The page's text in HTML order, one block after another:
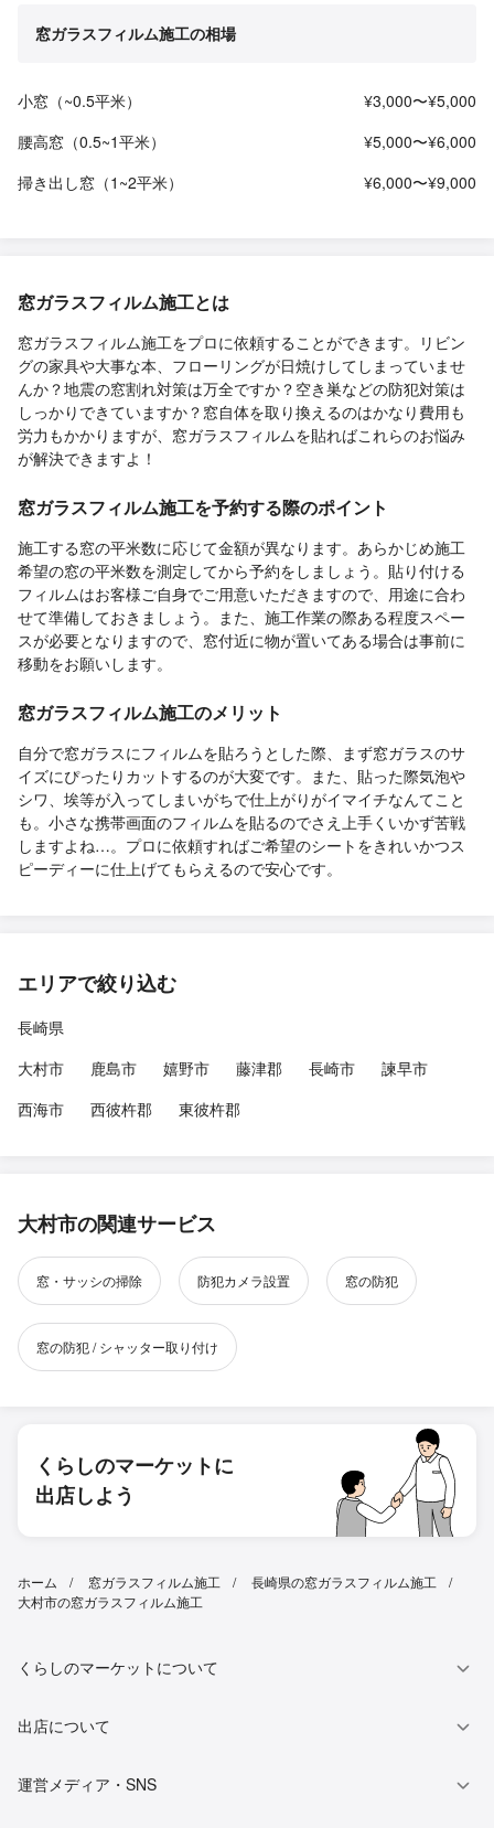
窓ガラスフィルム施工の相場
小窓（~0.5平米）
¥3,000〜¥5,000
腰高窓（0.5~1平米）
¥5,000〜¥6,000
掃き出し窓（1~2平米）
¥6,000〜¥9,000
窓ガラスフィルム施工とは
窓ガラスフィルム施工をプロに依頼することができます。リビン
グの家具や大事な本、フローリングが日焼けしてしまっていませ
んか？地震の窓割れ対策は万全ですか？空き巣などの防犯対策は
しっかりできていますか？窓自体を取り換えるのはかなり費用も
労力もかかりますが、窓ガラスフィルムを貼ればこれらのお悩み
が解決できますよ！
窓ガラスフィルム施工を予約する際のポイント
施工する窓の平米数に応じて金額が異なります。あらかじめ施工
希望の窓の平米数を測定してから予約をしましょう。貼り付ける
フィルムはお客様ご自身でご用意いただきますので、用途に合わ
せて準備しておきましょう。また、施工作業の際ある程度スペー
スが必要となりますので、窓付近に物が置いてある場合は事前に
移動をお願いします。
窓ガラスフィルム施工のメリット
自分で窓ガラスにフィルムを貼ろうとした際、まず窓ガラスのサ
イズにぴったりカットするのが大変です。また、貼った際気泡や
シワ、埃等が入ってしまいがちで仕上がりがイマイチなんてこと
も。小さな携帯画面のフィルムを貼るのでさえ上手くいかず苦戦
しますよね…。プロに依頼すればご希望のシートをきれいかつス
ピーディーに仕上げてもらえるので安心です。
エリアで絞り込む
長崎県
大村市
鹿島市 嬉野市 藤津郡 長崎市
諫早市
西海市
西彼杵郡 東彼杵郡
大村市の関連サービス
窓・サッシの掃除 防犯カメラ設置 窓の防犯
窓の防犯 / シャッター取り付け
くらしのマーケットに
出店しよう
ホーム 窓ガラスフィルム施工
長崎県の窓ガラスフィルム施工
大村市の窓ガラスフィルム施工
くらしのマーケットについて
出店について
運営メディア・SNS